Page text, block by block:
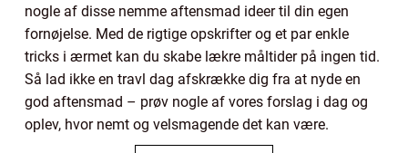
nogle af disse nemme aftensmad ideer til din egen
fornøjelse. Med de rigtige opskrifter og et par enkle
tricks i ærmet kan du skabe lækre måltider på ingen tid.
Så lad ikke en travl dag afskrække dig fra at nyde en
god aftensmad – prøv nogle af vores forslag i dag og
oplev, hvor nemt og velsmagende det kan være.